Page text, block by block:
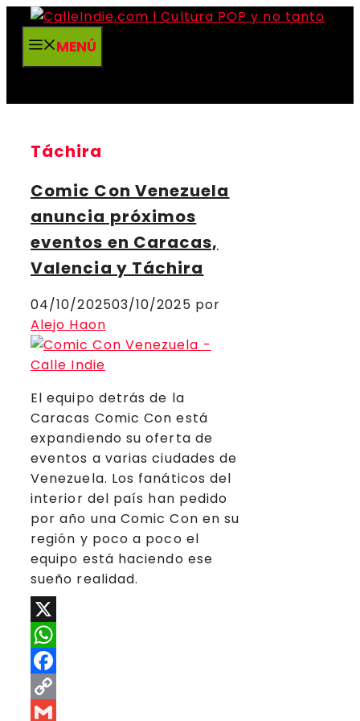
Saltar
contenidoMENÚ
Táchira
Comic Con Venezuela
anuncia próximos
eventos en Caracas,
Valencia y Táchira
04/10/202503/10/2025 por
Alejo Haon
El equipo detrás de la
Caracas Comic Con está
expandiendo su oferta de
eventos a varias ciudades de
Venezuela. Los fanáticos del
interior del país han pedido
por año una Comic Con en su
región y poco a poco el
equipo está haciendo ese
sueño realidad.
X
WhatsApp
Facebook
Copy